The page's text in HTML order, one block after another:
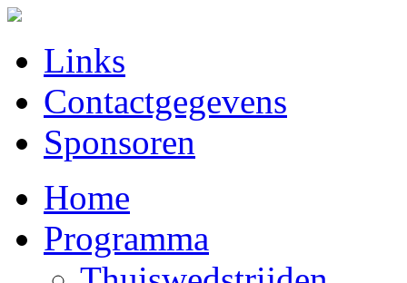
Links
Contactgegevens
Sponsoren
Home
Programma